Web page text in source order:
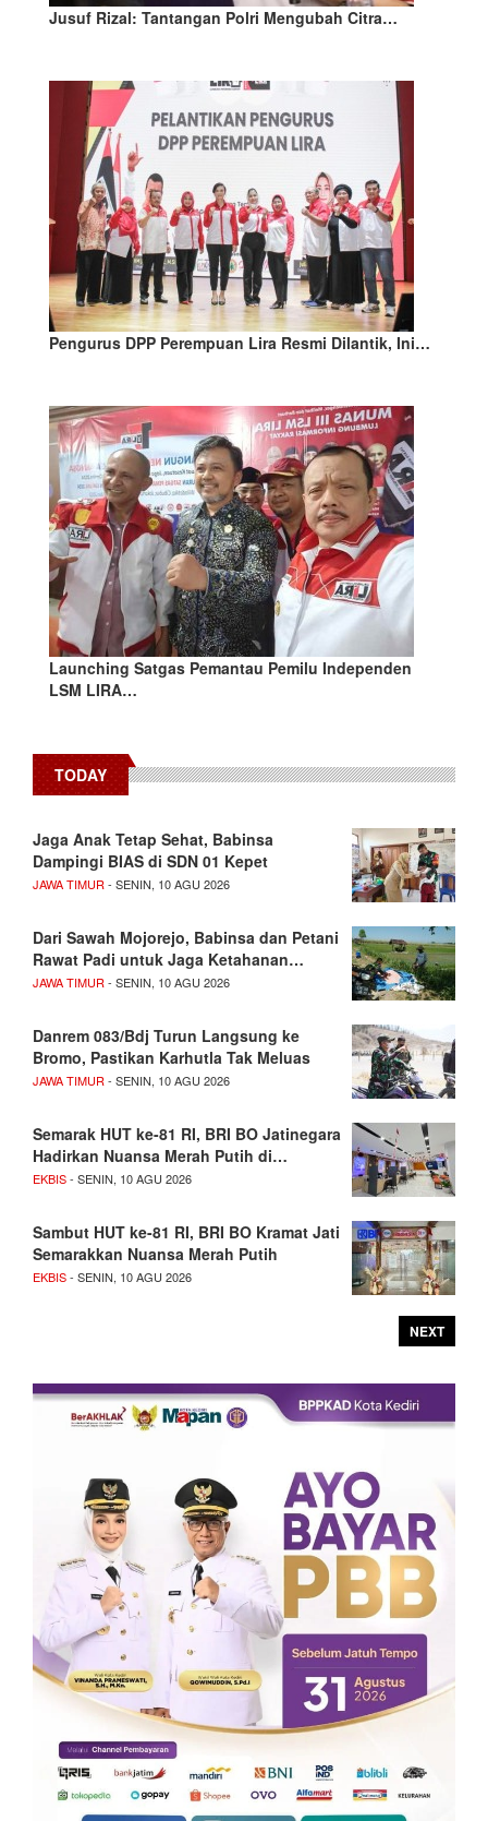
Jusuf Rizal: Tantangan Polri Mengubah Citra…
Pengurus DPP Perempuan Lira Resmi Dilantik, Ini…
Launching Satgas Pemantau Pemilu Independen
LSM LIRA…
TODAY
Jaga Anak Tetap Sehat, Babinsa
Dampingi BIAS di SDN 01 Kepet
JAWA TIMUR- SENIN, 10 AGU 2026
Dari Sawah Mojorejo, Babinsa dan Petani
Rawat Padi untuk Jaga Ketahanan…
JAWA TIMUR- SENIN, 10 AGU 2026
Danrem 083/Bdj Turun Langsung ke
Bromo, Pastikan Karhutla Tak Meluas
JAWA TIMUR- SENIN, 10 AGU 2026
Semarak HUT ke-81 RI, BRI BO Jatinegara
Hadirkan Nuansa Merah Putih di…
EKBIS- SENIN, 10 AGU 2026
Sambut HUT ke-81 RI, BRI BO Kramat Jati
Semarakkan Nuansa Merah Putih
EKBIS- SENIN, 10 AGU 2026
NEXT